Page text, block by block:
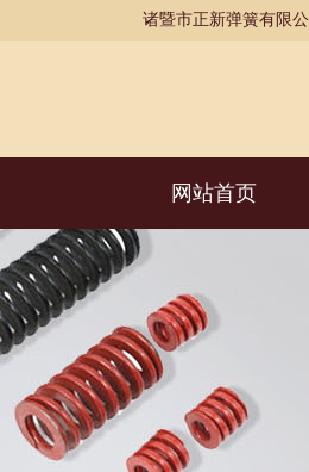
诸暨市正新弹簧有限
网站首页